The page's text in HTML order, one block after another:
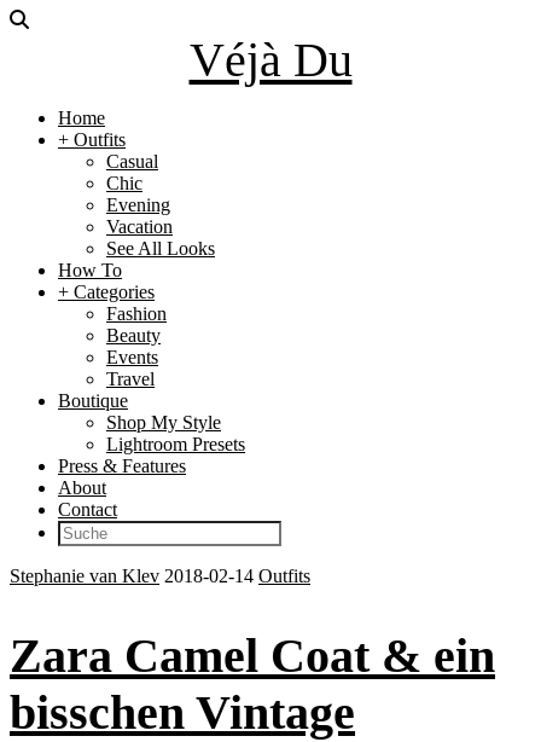
Véjà Du
Home
+ Outfits
Casual
Chic
Evening
Vacation
See All Looks
How To
+ Categories
Fashion
Beauty
Events
Travel
Boutique
Shop My Style
Lightroom Presets
Press & Features
About
Contact
Stephanie van Klev 2018-02-14 Outfits
Zara Camel Coat & ein
bisschen Vintage